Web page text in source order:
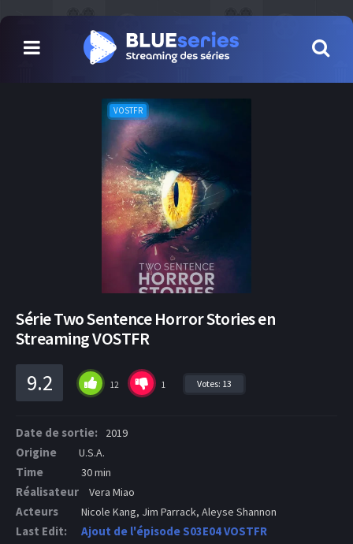
VOSTFR
Série Two Sentence Horror Stories en
Streaming VOSTFR
9.2 12 1 Votes: 13
Date de sortie: 2019
Origine U.S.A.
Time 30 min
Réalisateur Vera Miao
Acteurs Nicole Kang, Jim Parrack, Aleyse Shannon
Last Edit: Ajout de l'épisode S03E04 VOSTFR